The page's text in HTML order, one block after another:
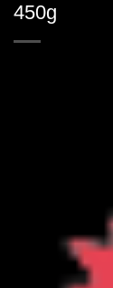
450g